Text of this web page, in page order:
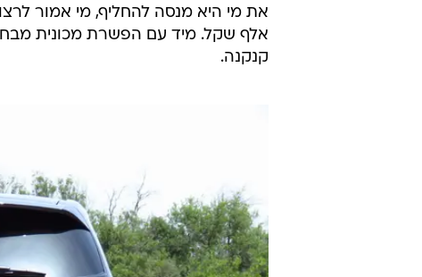
אלף שקל. מיד עם הפשרת מכונית
קנקנה.